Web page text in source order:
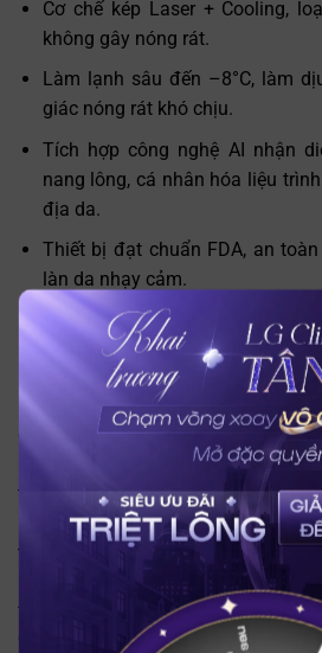
Cơ chế kép Laser + Cooling,
không gây nóng rát.
Làm lạnh sâu đến –8°C, làm
giác nóng rát khó chịu.
Tích hợp công nghệ AI nhận
nang lông, cá nhân hóa liệu
địa da.
Thiết bị đạt chuẩn FDA, an
làn da nhạy cảm.
Tăng sinh collagen vùng triệt,
thâm, giảm mùi mồ hôi và ngừa
Bên cạnh công nghệ triệt lông tiên
đến trải nghiệm thẩm mỹ đẳng
sang trọng, chuẩn mô hình clinic
thể linh hoạt lựa chọn kỹ thuật
lông ở những vùng nhạy cảm, giúp
thoải mái và tế nhị tuyệt đối.
Đặt lịch tư vấn ngay hôm nay tại
được hỗ trợ 1:1, nhận lộ trình triệt